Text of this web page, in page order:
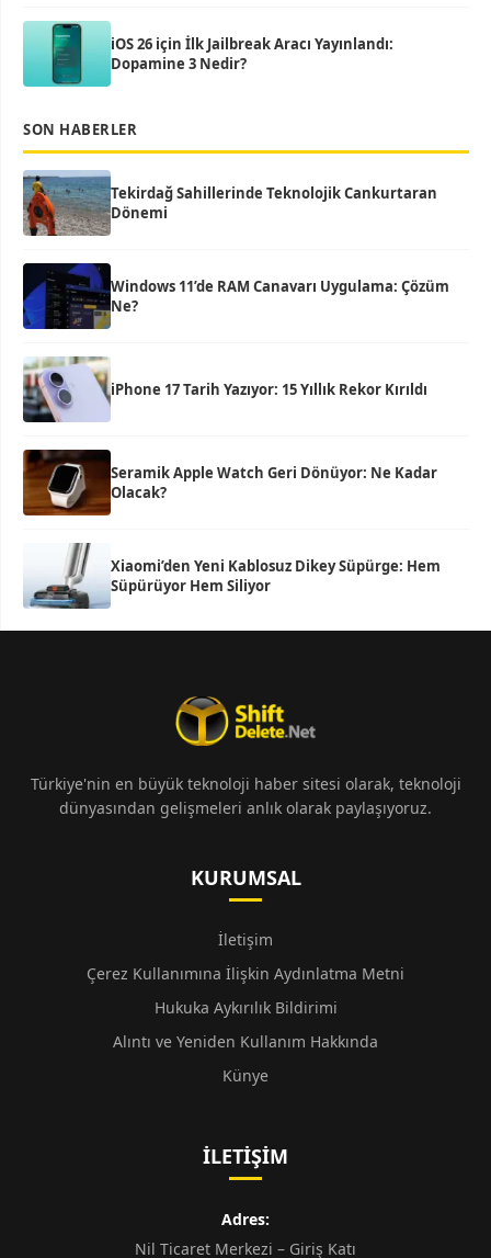
iOS 26 için İlk Jailbreak Aracı Yayınlandı:
Dopamine 3 Nedir?
SON HABERLER
Tekirdağ Sahillerinde Teknolojik Cankurtaran
Dönemi
Windows 11’de RAM Canavarı Uygulama: Çözüm
Ne?
iPhone 17 Tarih Yazıyor: 15 Yıllık Rekor Kırıldı
Seramik Apple Watch Geri Dönüyor: Ne Kadar
Olacak?
Xiaomi’den Yeni Kablosuz Dikey Süpürge: Hem
Süpürüyor Hem Siliyor
Türkiye'nin en büyük teknoloji haber sitesi olarak, teknoloji
dünyasından gelişmeleri anlık olarak paylaşıyoruz.
KURUMSAL
İletişim
Çerez Kullanımına İlişkin Aydınlatma Metni
Hukuka Aykırılık Bildirimi
Alıntı ve Yeniden Kullanım Hakkında
Künye
İLETIŞIM
Adres:
Nil Ticaret Merkezi – Giriş Katı